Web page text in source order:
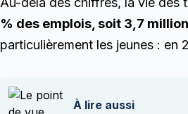
% des emplois, soit 3,7
particulièrement les jeunes : en
À lire aussi